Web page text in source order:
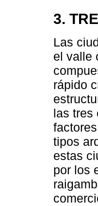
3.
Las
el valle
rápido
las tres
tipos
estas
por los